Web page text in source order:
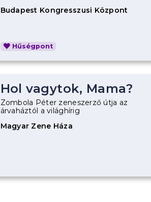
Budapest Kongresszusi Központ
Hűségpont
Hol vagytok, Mama?
Zombola Péter zeneszerző útja az
árvaháztól a világhírig
Magyar Zene Háza